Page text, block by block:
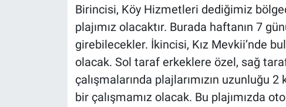
Birincisi, Köy Hizmetleri dediğimiz
plajımız olacaktır. Burada haftanın 7
girebilecekler. İkincisi, Kız Mevkii’nde
olacak. Sol taraf erkeklere özel, sağ
çalışmalarında plajlarımızın uzunluğu
bir çalışmamız olacak. Bu plajımızda